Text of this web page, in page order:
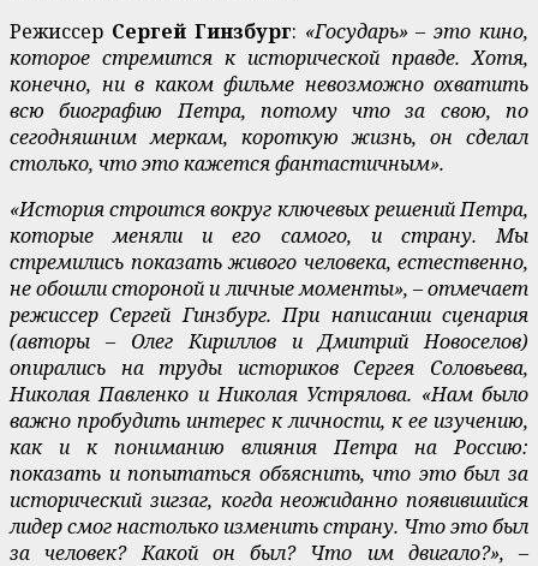
Режиссер Сергей Гинзбург: «Государь» – это кино,
которое стремится к исторической правде. Хотя,
конечно, ни в каком фильме невозможно охватить
всю биографию Петра, потому что за свою, по
сегодняшним меркам, короткую жизнь, он сделал
столько, что это кажется фантастичным».
«История строится вокруг ключевых решений Петра,
которые меняли и его самого, и страну. Мы
стремились показать живого человека, естественно,
не обошли стороной и личные моменты», – отмечает
режиссер Сергей Гинзбург. При написании сценария
(авторы – Олег Кириллов и Дмитрий Новоселов)
опирались на труды историков Сергея Соловьева,
Николая Павленко и Николая Устрялова. «Нам было
важно пробудить интерес к личности, к ее изучению,
как и к пониманию влияния Петра на Россию:
показать и попытаться объяснить, что это был за
исторический зигзаг, когда неожиданно появившийся
лидер смог настолько изменить страну. Что это был
за человек? Какой он был? Что им двигало?», –